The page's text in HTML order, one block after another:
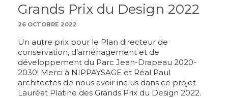
Grands Prix du Design 2022
26 OCTOBRE 2022
Un autre prix pour le Plan directeur de
conservation, d’aménagement et de
développement du Parc Jean-Drapeau 2020-
2030! Merci à NIPPAYSAGE et Réal Paul
architectes de nous avoir inclus dans ce projet
Lauréat Platine des Grands Prix du Design 2022.